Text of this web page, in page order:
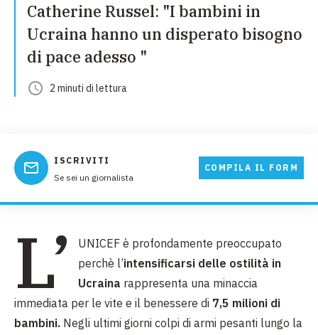
Catherine Russel: "I bambini in
Ucraina hanno un disperato bisogno
di pace adesso "
2 minuti di lettura
ISCRIVITI
Se sei un giornalista
COMPILA IL FORM
L’
UNICEF è profondamente preoccupato
perchè l’intensificarsi delle ostilità in
Ucraina rappresenta una minaccia
immediata per le vite e il benessere di 7,5 milioni di
bambini. Negli ultimi giorni colpi di armi pesanti lungo la